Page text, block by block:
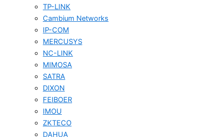
TP-LINK
Cambium Networks
IP-COM
MERCUSYS
NC-LINK
MIMOSA
SATRA
DIXON
FEIBOER
IMOU
ZKTECO
DAHUA